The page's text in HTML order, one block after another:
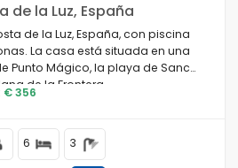
de la Luz, España
de la Luz, España, con piscina
La casa está situada en una
Punto Mágico, la playa de Sancti
de la Frontera.
€ 356
6 3